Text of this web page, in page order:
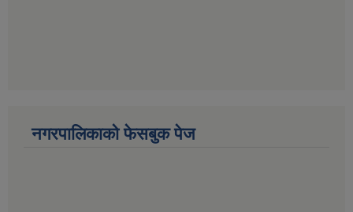
नगरपालिकाको फेसबुक पेज